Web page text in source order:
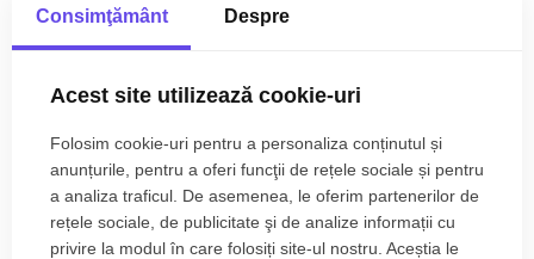
Utilități complete direct în fața terenului:
Apă curentă;
Canalizare;
Fibra optica.
(Toate rețelele sunt disponibile la stradă, facilitând obținerea
rapidă a autorizațiilor de construcție).
Citește mai mult
Specificații
Curent
Apa
Canalizare
Gaz
Acces internet
Fibra optica
Consimţământ Despre
Acest site utilizează cookie-uri
Folosim cookie-uri pentru a personaliza conținutul și
anunțurile, pentru a oferi funcţii de rețele sociale și pentru
a analiza traficul. De asemenea, le oferim partenerilor de
rețele sociale, de publicitate şi de analize informații cu
privire la modul în care folosiți site-ul nostru. Aceștia le